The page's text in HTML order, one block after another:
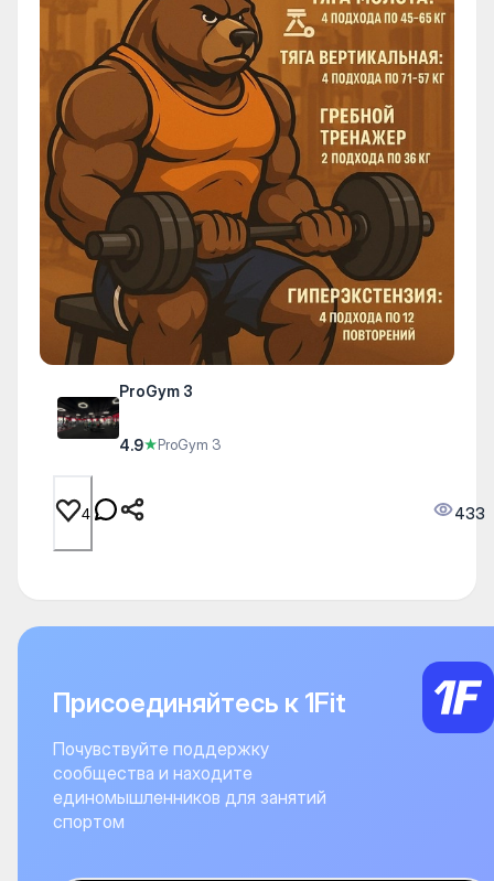
ProGym 3
4.9★ProGym 3
4 433
Присоединяйтесь к 1Fit
Почувствуйте поддержку
сообщества и находите
единомышленников для занятий
спортом